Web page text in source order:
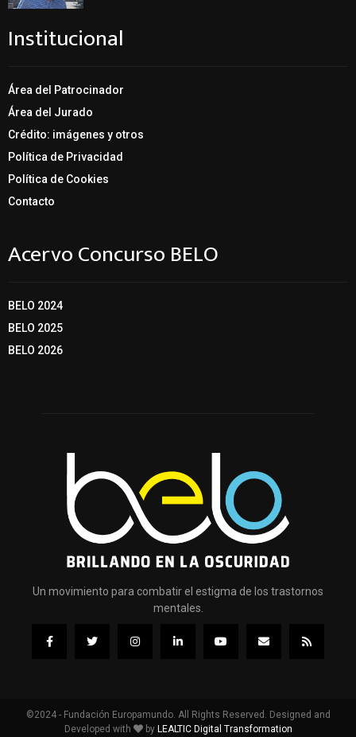
Institucional
Área del Patrocinador
Área del Jurado
Crédito: imágenes y otros
Política de Privacidad
Política de Cookies
Contacto
Acervo Concurso BELO
BELO 2024
BELO 2025
BELO 2026
Un movimiento para combatir el estigma de los trastornos
mentales.
©2024 - Fundación Europamundo. All Rights Reserved. Designed and
Developed with
by LEALTIC Digital Transformation